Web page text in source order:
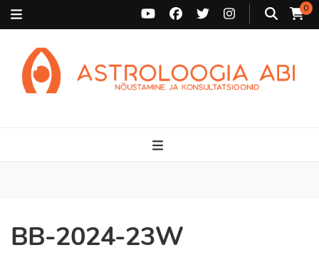
0
BB-2024-23W